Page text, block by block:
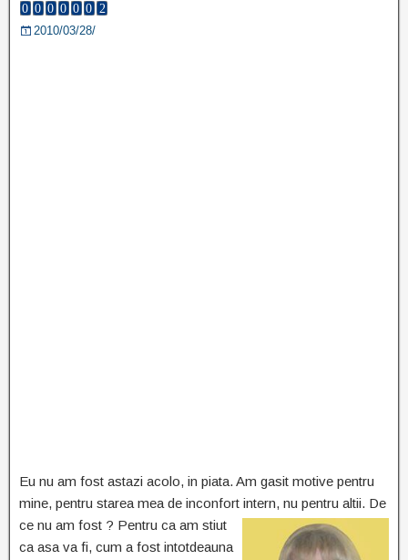
2010/03/28/
Eu nu am fost astazi acolo, in piata. Am gasit motive pentru
mine, pentru starea mea de inconfort intern, nu pentru altii. De
ce nu am fost ? Pentru ca am stiut
ca asa va fi, cum a fost intotdeauna